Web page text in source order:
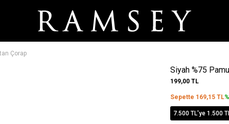
Çorap
Siyah %75
199,00 TL
Sepette 169,15 TL
7.500 TL'ye 1.500